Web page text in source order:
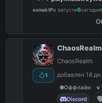
копий IPв августе6сегодня
1
ChaosRealm
добавлен 18 дн
Оффлайн
v
Discord